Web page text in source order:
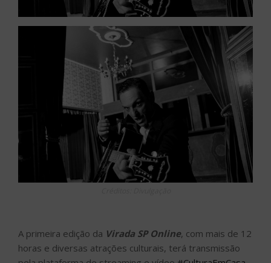
A primeira edição da Virada SP Online, com mais de 12
horas e diversas atrações culturais, terá transmissão